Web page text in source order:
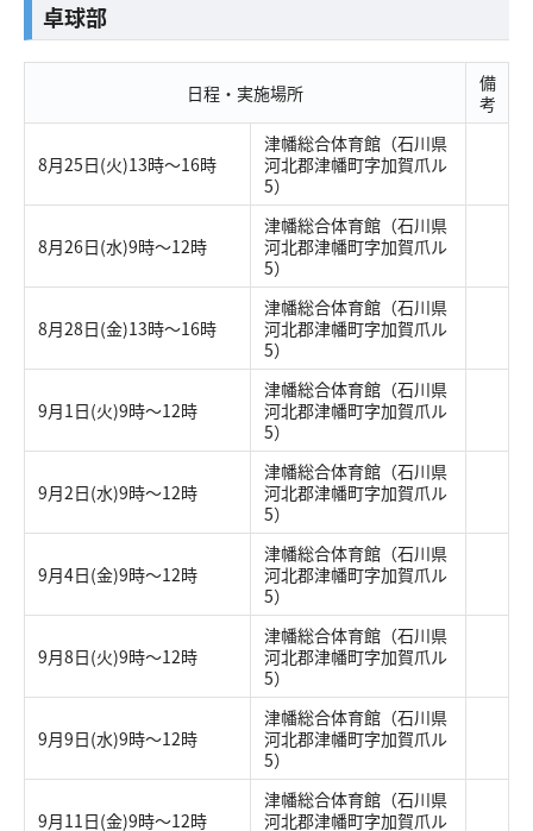
卓球部
日程・実施場所
備
考
8月25日(火)13時～16時
津幡総合体育館（石川県
河北郡津幡町字加賀爪ル
5）
8月26日(水)9時～12時
津幡総合体育館（石川県
河北郡津幡町字加賀爪ル
5）
8月28日(金)13時～16時
津幡総合体育館（石川県
河北郡津幡町字加賀爪ル
5）
9月1日(火)9時～12時
津幡総合体育館（石川県
河北郡津幡町字加賀爪ル
5）
9月2日(水)9時～12時
津幡総合体育館（石川県
河北郡津幡町字加賀爪ル
5）
9月4日(金)9時～12時
津幡総合体育館（石川県
河北郡津幡町字加賀爪ル
5）
9月8日(火)9時～12時
津幡総合体育館（石川県
河北郡津幡町字加賀爪ル
5）
9月9日(水)9時～12時
津幡総合体育館（石川県
河北郡津幡町字加賀爪ル
5）
9月11日(金)9時～12時
津幡総合体育館（石川県
河北郡津幡町字加賀爪ル